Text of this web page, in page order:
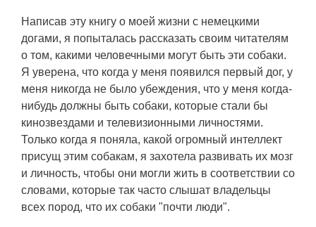
Написав эту книгу о моей жизни с немецкими
догами, я попыталась рассказать своим читателям
о том, какими человечными могут быть эти собаки.
Я уверена, что когда у меня появился первый дог, у
меня никогда не было убеждения, что у меня когда-
нибудь должны быть собаки, которые стали бы
кинозвездами и телевизионными личностями.
Только когда я поняла, какой огромный интеллект
присущ этим собакам, я захотела развивать их мозг
и личность, чтобы они могли жить в соответствии со
словами, которые так часто слышат владельцы
всех пород, что их собаки "почти люди".